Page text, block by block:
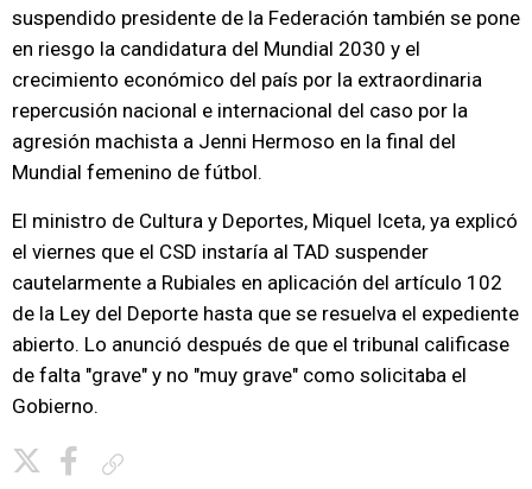
suspendido presidente de la Federación también se pone
en riesgo la candidatura del Mundial 2030 y el
crecimiento económico del país por la extraordinaria
repercusión nacional e internacional del caso por la
agresión machista a Jenni Hermoso en la final del
Mundial femenino de fútbol.
El ministro de Cultura y Deportes, Miquel Iceta, ya explicó
el viernes que el CSD instaría al TAD suspender
cautelarmente a Rubiales en aplicación del artículo 102
de la Ley del Deporte hasta que se resuelva el expediente
abierto. Lo anunció después de que el tribunal calificase
de falta "grave" y no "muy grave" como solicitaba el
Gobierno.